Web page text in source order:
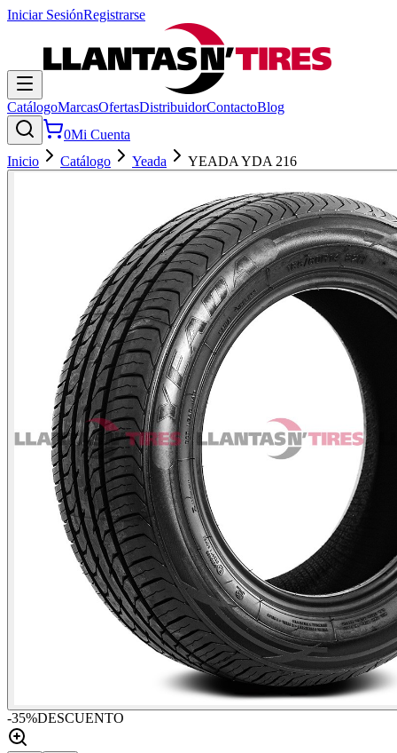
Iniciar SesiónRegistrarse
CatálogoMarcasOfertasDistribuidorContactoBlog
0Mi Cuenta
Inicio
Catálogo Yeada YEADA YDA 216
-35%DESCUENTO